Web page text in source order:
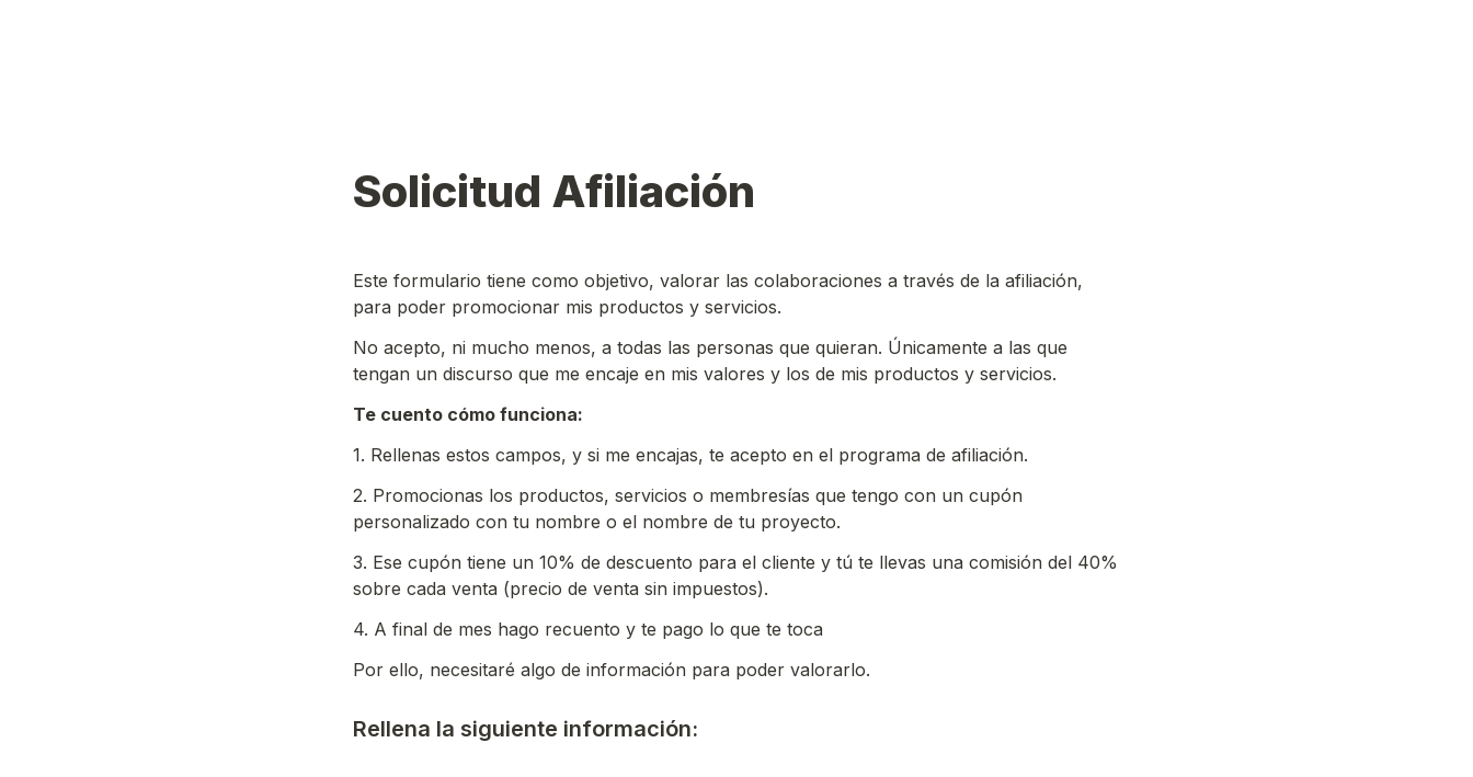
Solicitud Afiliación
Este formulario tiene como objetivo, valorar las colaboraciones a través de la afiliación,
para poder promocionar mis productos y servicios.
No acepto, ni mucho menos, a todas las personas que quieran. Únicamente a las que
tengan un discurso que me encaje en mis valores y los de mis productos y servicios.
Te cuento cómo funciona:
1. Rellenas estos campos, y si me encajas, te acepto en el programa de afiliación.
2. Promocionas los productos, servicios o membresías que tengo con un cupón
personalizado con tu nombre o el nombre de tu proyecto.
3. Ese cupón tiene un 10% de descuento para el cliente y tú te llevas una comisión del 40%
sobre cada venta (precio de venta sin impuestos).
4. A final de mes hago recuento y te pago lo que te toca
Por ello, necesitaré algo de información para poder valorarlo.
Rellena la siguiente información: